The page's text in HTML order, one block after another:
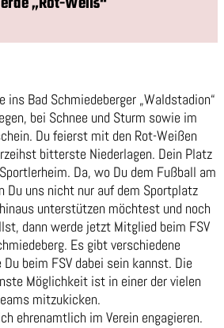
ins Bad Schmiedeberger „Waldstadion“
bei Schnee und Sturm sowie im
Du feierst mit den Rot-Weißen
bitterste Niederlagen. Dein Platz
Da, wo Du dem Fußball am
Du uns nicht nur auf dem Sportplatz
unterstützen möchtest und noch
dann werde jetzt Mitglied beim FSV
Es gibt verschiedene
beim FSV dabei sein kannst. Die
Möglichkeit ist in einer der vielen
mitzukicken.
ehrenamtlich im Verein engagieren.